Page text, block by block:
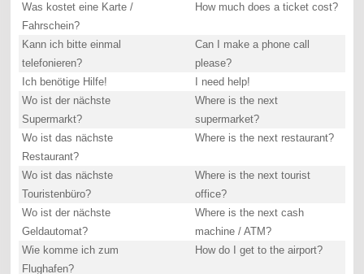
Was kostet eine Karte /
Fahrschein?
How much does a ticket cost?
Kann ich bitte einmal
telefonieren?
Can I make a phone call
please?
Ich benötige Hilfe!
I need help!
Wo ist der nächste
Supermarkt?
Where is the next
supermarket?
Wo ist das nächste
Restaurant?
Where is the next restaurant?
Wo ist das nächste
Touristenbüro?
Where is the next tourist
office?
Wo ist der nächste
Geldautomat?
Where is the next cash
machine / ATM?
Wie komme ich zum
Flughafen?
How do I get to the airport?